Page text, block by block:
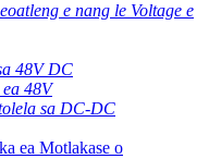
e nang le Voltage e
48V DC
48V
sa DC-DC